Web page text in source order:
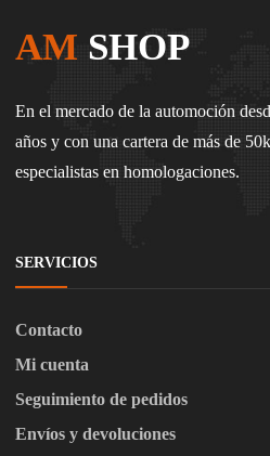
AM SHOP
En el mercado de la automoción
años y con una cartera de más de
especialistas en homologaciones.
SERVICIOS
Contacto
Mi cuenta
Seguimiento de pedidos
Envíos y devoluciones